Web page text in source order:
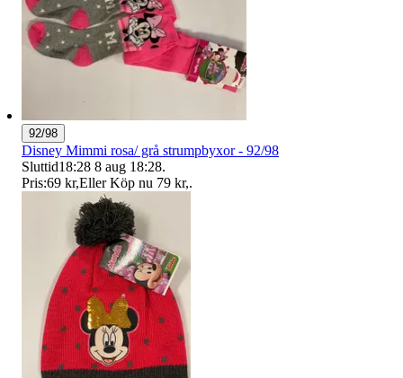
92/98
Disney Mimmi rosa/ grå strumpbyxor - 92/98
Sluttid18:28 8 aug 18:28.
Pris:69 kr,Eller Köp nu 79 kr,.